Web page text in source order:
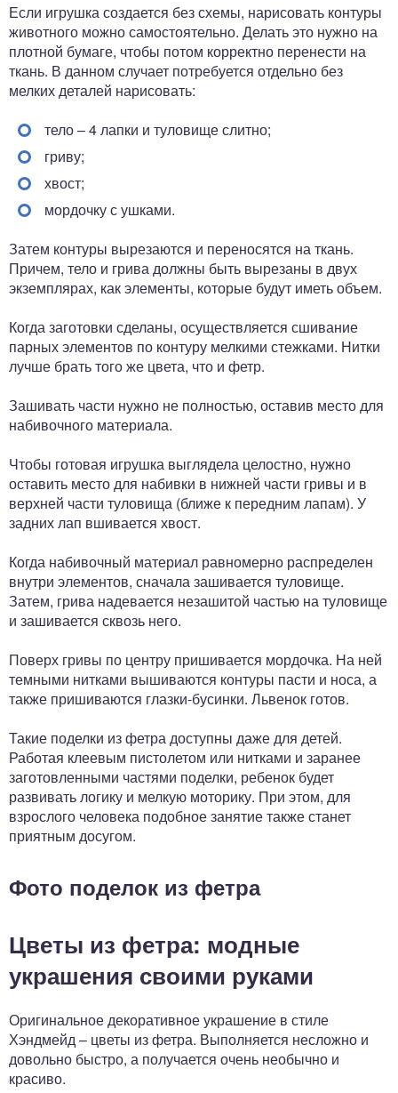
Если игрушка создается без схемы, нарисовать контуры
животного можно самостоятельно. Делать это нужно на
плотной бумаге, чтобы потом корректно перенести на
ткань. В данном случает потребуется отдельно без
мелких деталей нарисовать:
тело – 4 лапки и туловище слитно;
гриву;
хвост;
мордочку с ушками.
Затем контуры вырезаются и переносятся на ткань.
Причем, тело и грива должны быть вырезаны в двух
экземплярах, как элементы, которые будут иметь объем.
Когда заготовки сделаны, осуществляется сшивание
парных элементов по контуру мелкими стежками. Нитки
лучше брать того же цвета, что и фетр.
Зашивать части нужно не полностью, оставив место для
набивочного материала.
Чтобы готовая игрушка выглядела целостно, нужно
оставить место для набивки в нижней части гривы и в
верхней части туловища (ближе к передним лапам). У
задних лап вшивается хвост.
Когда набивочный материал равномерно распределен
внутри элементов, сначала зашивается туловище.
Затем, грива надевается незашитой частью на туловище
и зашивается сквозь него.
Поверх гривы по центру пришивается мордочка. На ней
темными нитками вышиваются контуры пасти и носа, а
также пришиваются глазки-бусинки. Львенок готов.
Такие поделки из фетра доступны даже для детей.
Работая клеевым пистолетом или нитками и заранее
заготовленными частями поделки, ребенок будет
развивать логику и мелкую моторику. При этом, для
взрослого человека подобное занятие также станет
приятным досугом.
Фото поделок из фетра
Цветы из фетра: модные
украшения своими руками
Оригинальное декоративное украшение в стиле
Хэндмейд – цветы из фетра. Выполняется несложно и
довольно быстро, а получается очень необычно и
красиво.